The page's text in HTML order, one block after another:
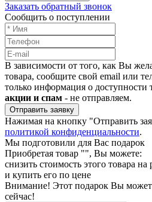
Заказать обратный звонок
Сообщить о поступлении
В зависимости от того, как Вы
товара, сообщите свой email или
только информация о доступности
акции и спам - не отправляем.
Отправить заявку
Нажимая на кнопку "Отправить
политикой конфиденциальности.
Мы подготовили для Вас подарок
Приобретая товар "", Вы можете:
снизить стоимость этого товара на
и купить его по цене
Внимание! Этот подарок Вы
сейчас!